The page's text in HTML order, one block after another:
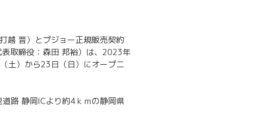
越 晋）とプジョー正規販売契約
取締役：森田 邦裕）は、2023年
土）から23日（日）にオープニ
路 静岡ICより約4ｋｍの静岡県